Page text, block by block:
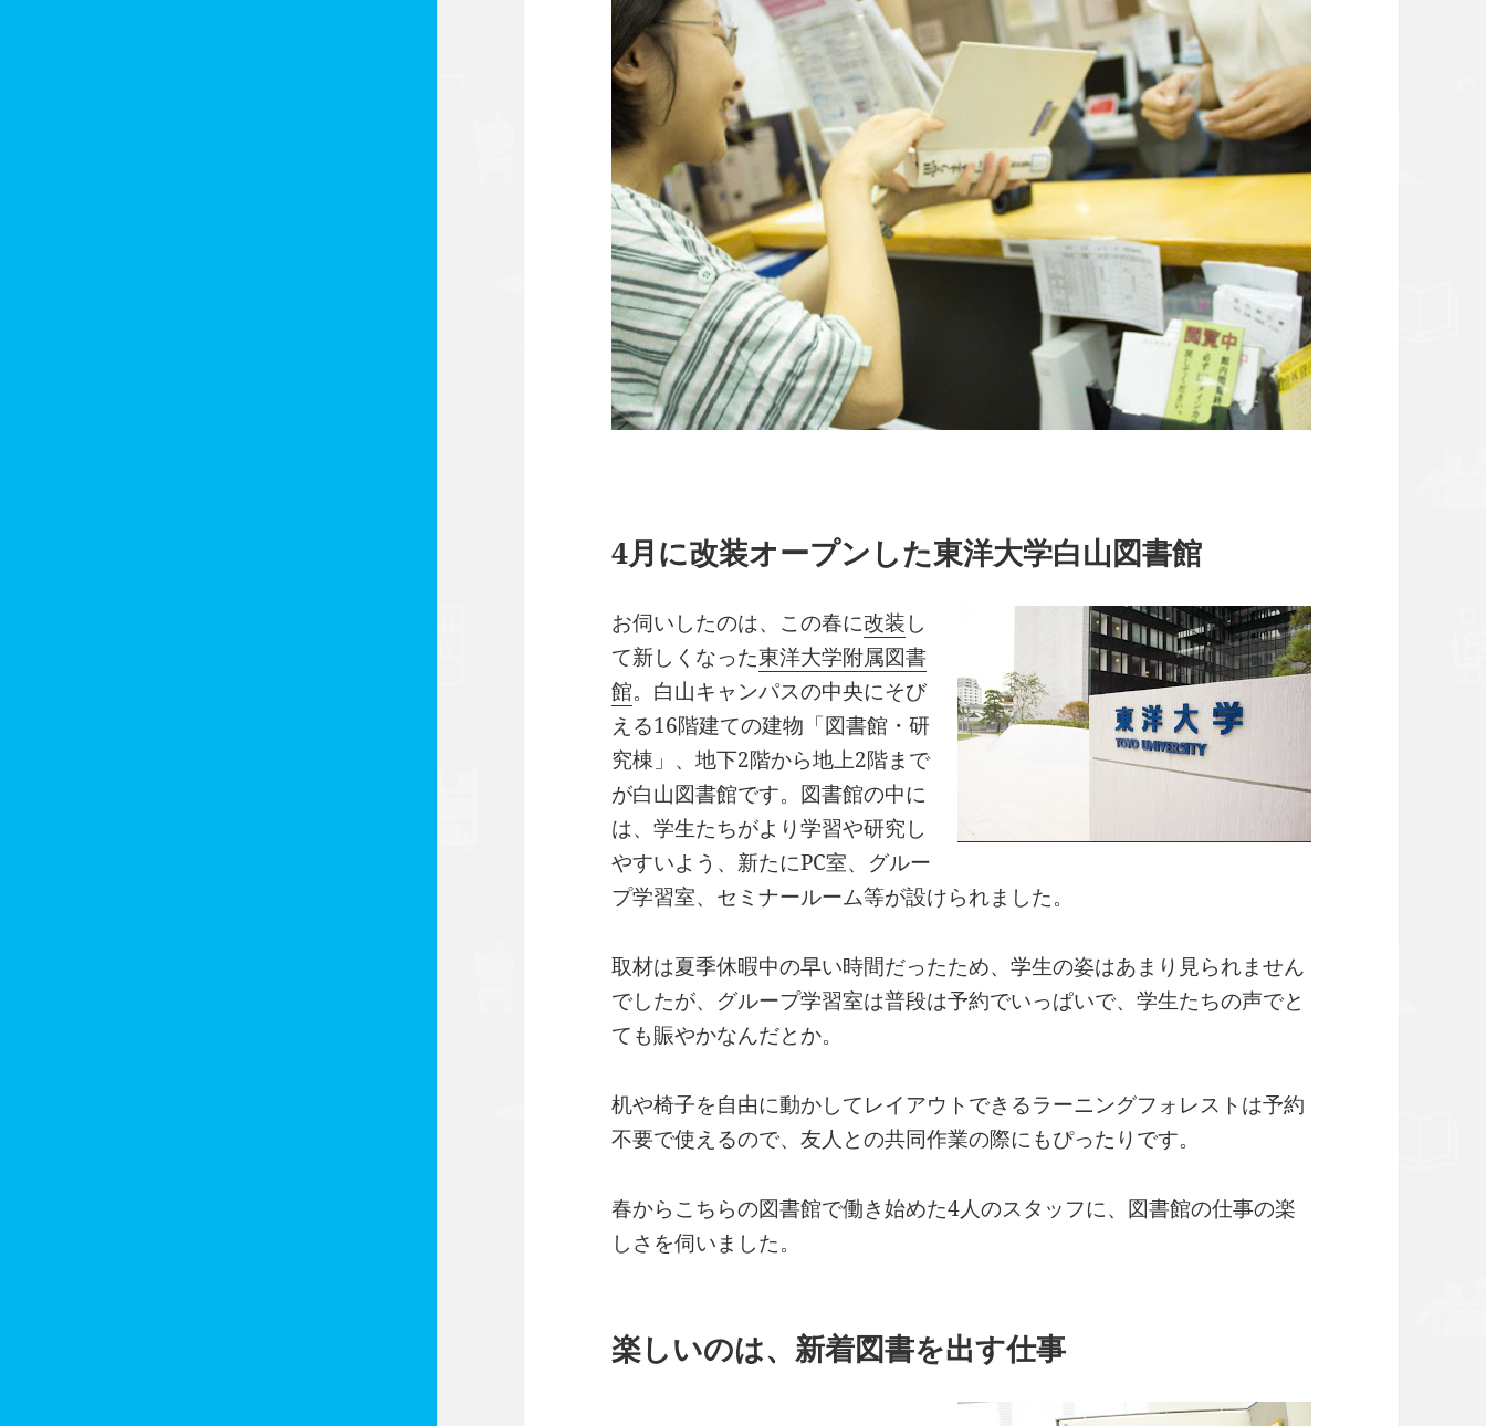
4月に改装オープンした東洋大学白山図書館
お伺いしたのは、この春に改装し
て新しくなった東洋大学附属図書
館。白山キャンパスの中央にそび
える16階建ての建物「図書館・研
究棟」、地下2階から地上2階まで
が白山図書館です。図書館の中に
は、学生たちがより学習や研究し
やすいよう、新たにPC室、グルー
プ学習室、セミナールーム等が設けられました。
取材は夏季休暇中の早い時間だったため、学生の姿はあまり見られません
でしたが、グループ学習室は普段は予約でいっぱいで、学生たちの声でと
ても賑やかなんだとか。
机や椅子を自由に動かしてレイアウトできるラーニングフォレストは予約
不要で使えるので、友人との共同作業の際にもぴったりです。
春からこちらの図書館で働き始めた4人のスタッフに、図書館の仕事の楽
しさを伺いました。
楽しいのは、新着図書を出す仕事